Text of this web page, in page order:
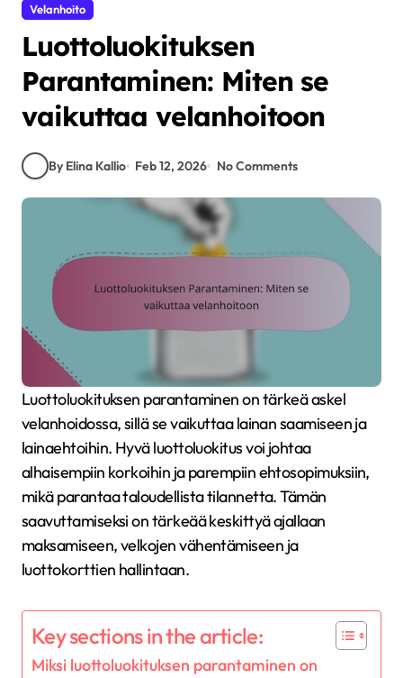
Velanhoito
Luottoluokituksen
Parantaminen: Miten se
vaikuttaa velanhoitoon
By Elina Kallio Feb 12, 2026 No Comments
Luottoluokituksen parantaminen on tärkeä askel
velanhoidossa, sillä se vaikuttaa lainan saamiseen ja
lainaehtoihin. Hyvä luottoluokitus voi johtaa
alhaisempiin korkoihin ja parempiin ehtosopimuksiin,
mikä parantaa taloudellista tilannetta. Tämän
saavuttamiseksi on tärkeää keskittyä ajallaan
maksamiseen, velkojen vähentämiseen ja
luottokorttien hallintaan.
Key sections in the article:
Miksi luottoluokituksen parantaminen on